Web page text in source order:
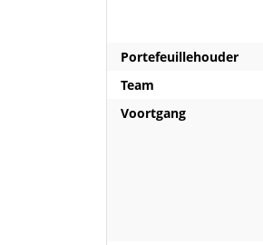
Portefeuillehouder
Team
Voortgang